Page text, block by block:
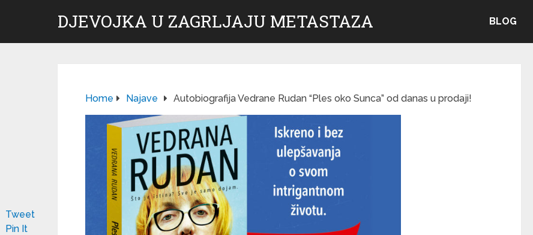
DJEVOJKA U ZAGRLJAJU METASTAZA BLOG
Home Najave Autobiografija Vedrane Rudan “Ples oko Sunca” od danas u prodaji!
Tweet
Pin It